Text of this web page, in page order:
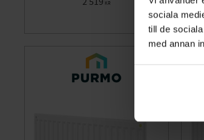
sociala
till de
med annan
KR
Lägg till i